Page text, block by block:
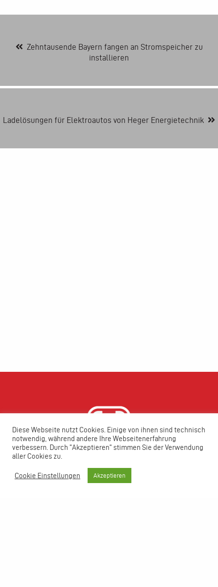
Zehntausende Bayern fangen an Stromspeicher zu
installieren
Ladelösungen für Elektroautos von Heger Energietechnik
ENERGIE IST ZU WERTVOLL,
Diese Webseite nutzt Cookies. Einige von ihnen sind technisch
notwendig, während andere Ihre Webseitenerfahrung
verbessern. Durch "Akzeptieren" stimmen Sie der Verwendung
aller Cookies zu.
Cookie Einstellungen Akzeptieren